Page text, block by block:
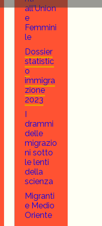
all'Union
e
Femmini
le
Dossier
statistic
o
immigra
zione
2023
drammi
delle
migrazio
ni sotto
le lenti
della
scienza
Migranti
e Medio
Oriente